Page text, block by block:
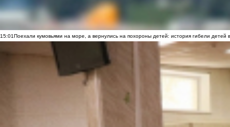
15:01Поехали кумовьями на море, а вернулись на похороны детей: история гибели детей